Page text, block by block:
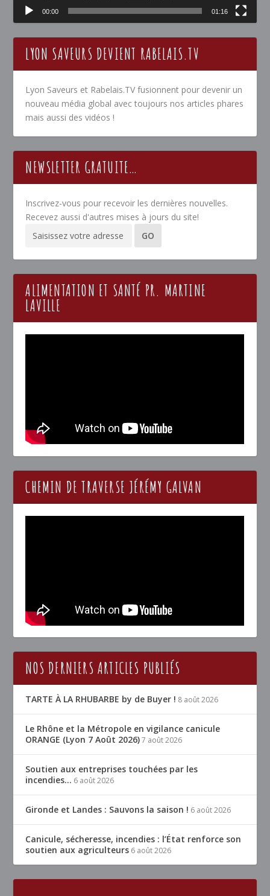
00:00 01:16
LYON SAVEURS DEVIENT RABELAIS.TV
Lyon Saveurs et Rabelais.TV fusionnent pour devenir un
nouveau média global avec toujours nos articles phares
mais aussi des vidéos !
NEWSLETTER GRATUITE…
Inscrivez-vous pour recevoir les dernières nouvelles.
Recevez aussi d'autres mises à jours du site!
ALIMENTATION ET SANTÉ PR. MARTINE
LAVILLE
CHEMIN DE TRAVERSE JÉRÉMY GALVAN
NOS DERNIERS ARTICLES PUBLIÉS
TARTE À LA RHUBARBE by de Buyer ! 8 août 2026
Le Rhône et la Métropole en vigilance canicule
ORANGE (Lyon 7 Août 2026) 7 août 2026
Soutien aux entreprises touchées par les
incendies… 6 août 2026
Gironde et Landes : Sauvons la saison ! 6 août 2026
Canicule, sécheresse, incendies : l’État renforce son
soutien aux agriculteurs 6 août 2026